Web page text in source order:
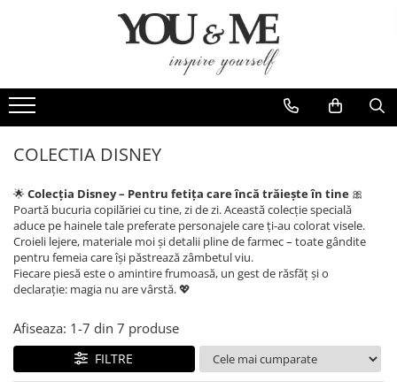
Bluze si camasi
Pantaloni
Geci si jachete
Rochii de eveniment
Compleuri si costume
Salopete
Tricouri si topuri
Sacouri
Vesta
Genti
Esarfe
Coliere si brose
COLECTIA DISNEY
🌟Colecția Disney – Pentru fetița care încă trăiește în tine 🎀
Poartă bucuria copilăriei cu tine, zi de zi. Această colecție specială
aduce pe hainele tale preferate personajele care ți-au colorat visele.
Croieli lejere, materiale moi și detalii pline de farmec – toate gândite
pentru femeia care își păstrează zâmbetul viu.
Fiecare piesă este o amintire frumoasă, un gest de răsfăț și o
declarație: magia nu are vârstă. 💖
Afiseaza: 1-7 din 7 produse
FILTRE